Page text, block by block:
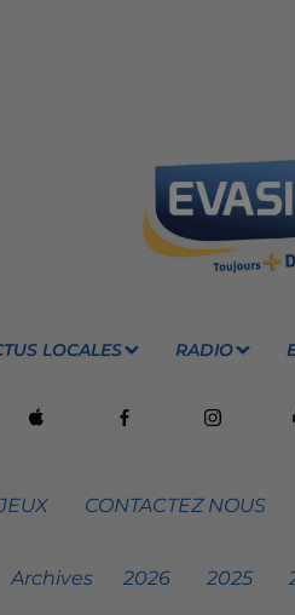
LOCALES RADIO
CONTACTEZ NOUS
Archives 2026 2025